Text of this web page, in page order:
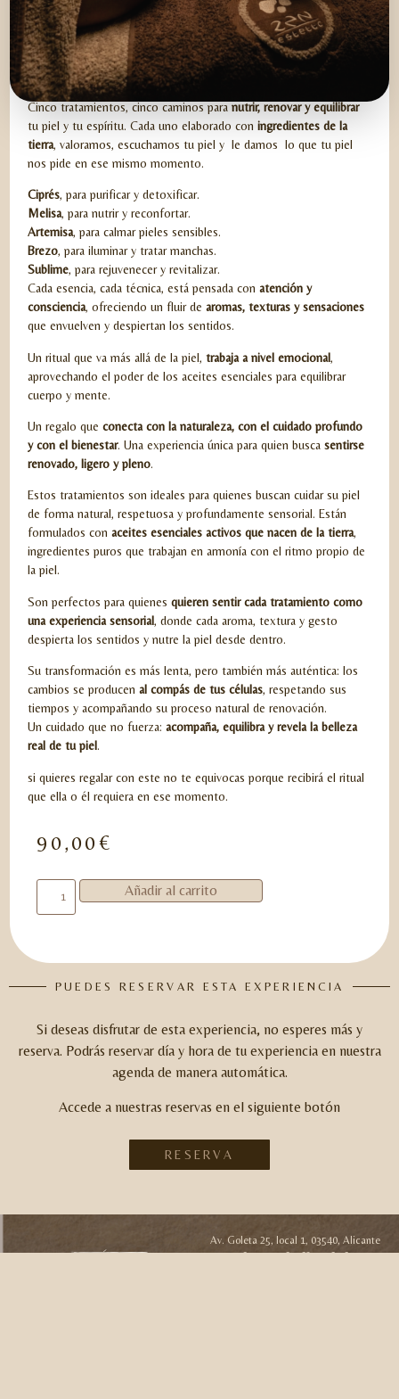
KAO CAMINO ZEN
Cinco tratamientos, cinco caminos paranutrir, renovar y equilibrar
tu piel y tu espíritu. Cada uno elaborado coningredientes de la
tierra, valoramos, escuchamos tu piel y le damos lo que tu piel
nos pide en ese mismo momento.
Ciprés, para purificar y detoxificar.
Melisa, para nutrir y reconfortar.
Artemisa, para calmar pieles sensibles.
Brezo, para iluminar y tratar manchas.
Sublime, para rejuvenecer y revitalizar.
Cada esencia, cada técnica, está pensada conatención y
consciencia, ofreciendo un fluir dearomas, texturas y sensaciones
que envuelven y despiertan los sentidos.
Un ritual que va más allá de la piel,trabaja a nivel emocional,
aprovechando el poder de los aceites esenciales para equilibrar
cuerpo y mente.
Un regalo queconecta con la naturaleza, con el cuidado profundo
y con el bienestar. Una experiencia única para quien buscasentirse
renovado, ligero y pleno.
Estos tratamientos son ideales para quienes buscan cuidar su piel
de forma natural, respetuosa y profundamente sensorial. Están
formulados conaceites esenciales activos que nacen de la tierra,
ingredientes puros que trabajan en armonía con el ritmo propio de
la piel.
Son perfectos para quienesquieren sentir cada tratamiento como
una experiencia sensorial, donde cada aroma, textura y gesto
despierta los sentidos y nutre la piel desde dentro.
Su transformación es más lenta, pero también más auténtica: los
cambios se producenal compás de tus células, respetando sus
tiempos y acompañando su proceso natural de renovación.
Un cuidado que no fuerza:acompaña, equilibra y revela la belleza
real de tu piel.
si quieres regalar con este no te equivocas porque recibirá el ritual
que ella o él requiera en ese momento.
90,00€
Añadir al carrito
PUEDES RESERVAR ESTA EXPERIENCIA
Si deseas disfrutar de esta experiencia, no esperes más y
reserva. Podrás reservar día y hora de tu experiencia en nuestra
agenda de manera automática.
Accede a nuestras reservas en el siguiente botón
RESERVA
Av. Goleta 25, local 1, 03540, Alicante
965 152 156 – 683 416 560